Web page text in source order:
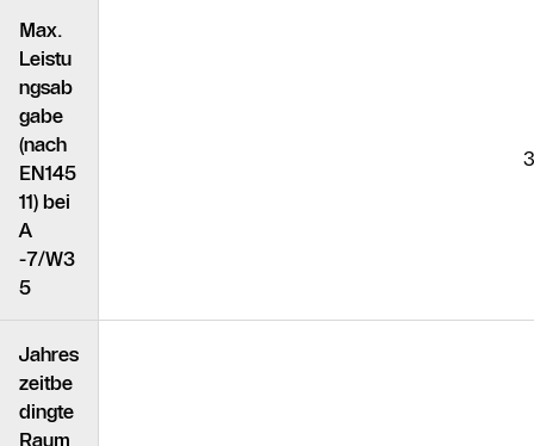
Max.
Leistu
ngsab
gabe
(nach
EN145
11) bei
A
-7/W3
5
Jahres
zeitbe
dingte
Raum